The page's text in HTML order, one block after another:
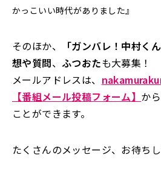
かっこいい時代がありました』
そのほか、
「ガンバレ！中村く
想や質問、 ふつおたも大募集！
メールアドレスは、
【番組メール投稿フォーム】 か
ことができます。
たくさんのメッセージ、お待ち